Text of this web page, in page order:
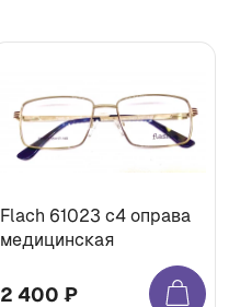
Flach 61023 с4 оправа
медицинская
2 400 ₽